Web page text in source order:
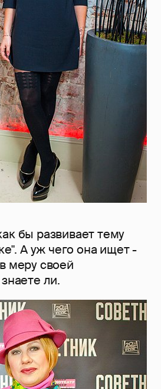
бы развивает тему
А уж чего она ищет -
меру своей
ли.